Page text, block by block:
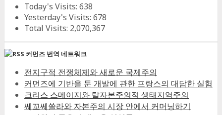
Today's Visits: 638
Yesterday's Visits: 678
Total Visits: 2,070,367
커먼즈 번역 네트워크
전지구적 전쟁체제와 새로운 국제주의
커먼즈에 기반을 둔 개발에 관한 프랑스의 대담한 실험
크리스 스메이지와 탈자본주의적 생태지역주의
쎄꼬쎄쏠라와 자본주의 시장 안에서 커머닝하기